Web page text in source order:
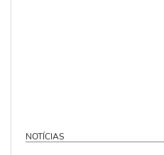
NOTÍCIAS